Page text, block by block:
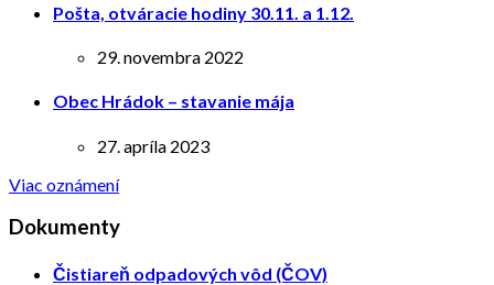
Pošta, otváracie hodiny 30.11. a 1.12.
29. novembra 2022
Obec Hrádok – stavanie mája
27. apríla 2023
Viac oznámení
Dokumenty
Čistiareň odpadových vôd (ČOV)